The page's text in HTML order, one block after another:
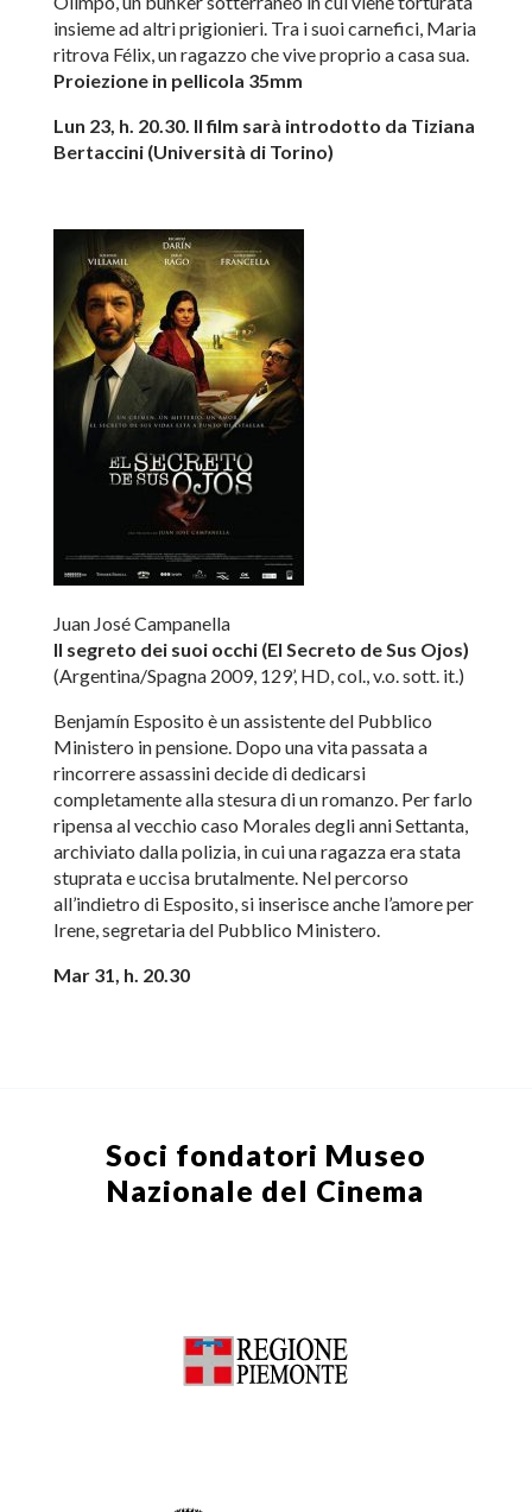
insieme ad altri prigionieri. Tra i suoi carnefici, Maria
ritrova Félix, un ragazzo che vive proprio a casa sua.
Proiezione in pellicola 35mm
Lun 23, h. 20.30. Il film sarà introdotto da Tiziana
Bertaccini (Università di Torino)
Juan José Campanella
Il segreto dei suoi occhi (El Secreto de Sus Ojos)
(Argentina/Spagna 2009, 129’, HD, col., v.o. sott. it.)
Benjamín Esposito è un assistente del Pubblico
Ministero in pensione. Dopo una vita passata a
rincorrere assassini decide di dedicarsi
completamente alla stesura di un romanzo. Per farlo
ripensa al vecchio caso Morales degli anni Settanta,
archiviato dalla polizia, in cui una ragazza era stata
stuprata e uccisa brutalmente. Nel percorso
all’indietro di Esposito, si inserisce anche l’amore per
Irene, segretaria del Pubblico Ministero.
Mar 31, h. 20.30
Soci fondatori Museo
Nazionale del Cinema